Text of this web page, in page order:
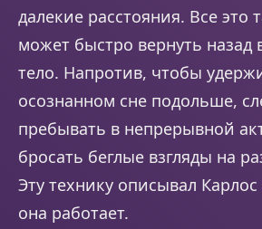
далекие расстояния. Все это
может быстро вернуть назад
тело. Напротив, чтобы
осознанном сне подольше,
пребывать в непрерывной
бросать беглые взгляды на
Эту технику описывал Карлос
она работает.